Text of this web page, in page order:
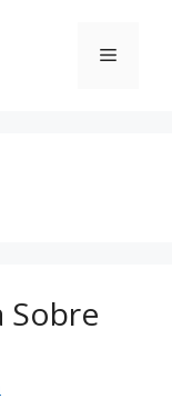
Menú
Sobre